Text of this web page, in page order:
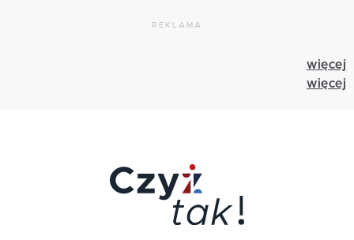
REKLAMA
więcej
więcej